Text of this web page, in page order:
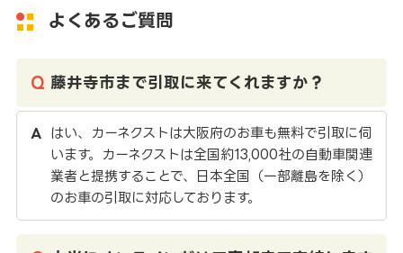
よくあるご質問
藤井寺市まで引取に来てくれますか？
はい、カーネクストは大阪府のお車も無料で引取に伺
います。カーネクストは全国約13,000社の自動車関連
業者と提携することで、日本全国（一部離島を除く）
のお車の引取に対応しております。